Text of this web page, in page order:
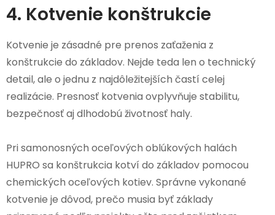
4. Kotvenie konštrukcie
Kotvenie je zásadné pre prenos zaťaženia z
konštrukcie do základov. Nejde teda len o technický
detail, ale o jednu z najdôležitejších častí celej
realizácie. Presnosť kotvenia ovplyvňuje stabilitu,
bezpečnosť aj dlhodobú životnosť haly.
Pri samonosných oceľových oblúkových halách
HUPRO sa konštrukcia kotví do základov pomocou
chemických oceľových kotiev. Správne vykonané
kotvenie je dôvod, prečo musia byť základy